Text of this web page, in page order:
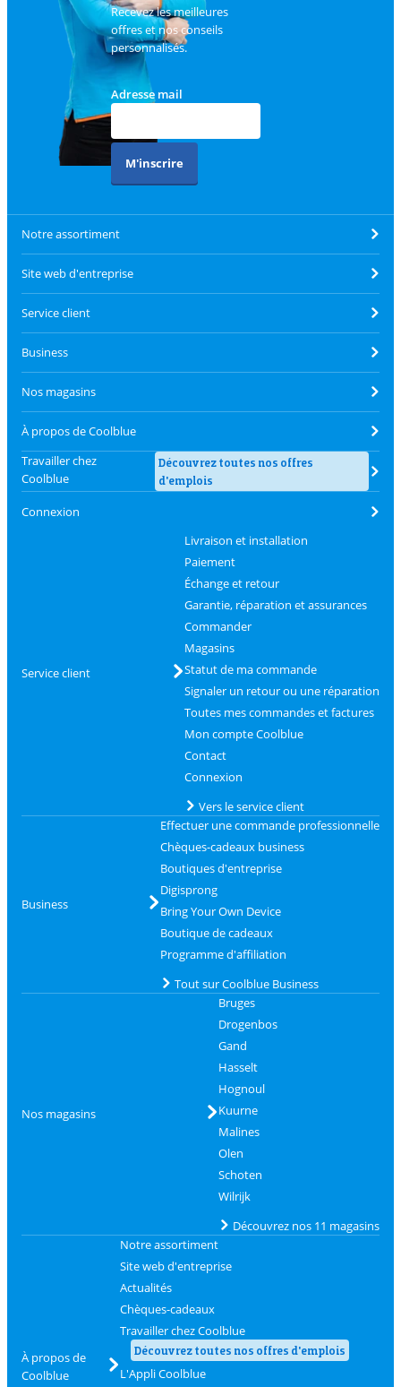
Recevez les meilleures
offres et nos conseils
personnalisés.
Adresse mail
M'inscrire
Notre assortiment
Site web d'entreprise
Service client
Business
Nos magasins
À propos de Coolblue
Travailler chez
Coolblue
Découvrez toutes nos offres
d'emplois
Connexion
Service client
Livraison et installation
Paiement
Échange et retour
Garantie, réparation et assurances
Commander
Magasins
Statut de ma commande
Signaler un retour ou une réparation
Toutes mes commandes et factures
Mon compte Coolblue
Contact
Connexion
Vers le service client
Business
Effectuer une commande professionnelle
Chèques-cadeaux business
Boutiques d'entreprise
Digisprong
Bring Your Own Device
Boutique de cadeaux
Programme d'affiliation
Tout sur Coolblue Business
Nos magasins
Bruges
Drogenbos
Gand
Hasselt
Hognoul
Kuurne
Malines
Olen
Schoten
Wilrijk
Découvrez nos 11 magasins
À propos de
Coolblue
Notre assortiment
Site web d'entreprise
Actualités
Chèques-cadeaux
Travailler chez Coolblue
Découvrez toutes nos offres d'emplois
L'Appli Coolblue